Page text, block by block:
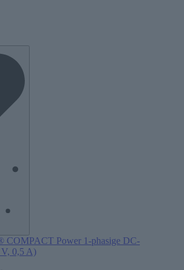
COMPACT Power 1-phasige DC-
V, 0,5 A)